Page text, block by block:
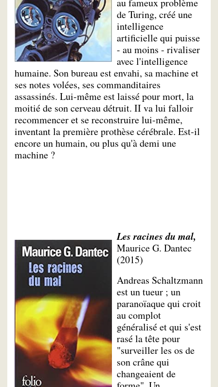
de Turing, créé une
intelligence
artificielle qui puisse
- au moins - rivaliser
avec l'intelligence
humaine. Son bureau est envahi, sa machine et
ses notes volées, ses commanditaires
assassinés. Lui-même est laissé pour mort, la
moitié de son cerveau détruit. II va lui falloir
recommencer et se reconstruire lui-même,
inventant la première prothèse cérébrale. Est-il
encore un humain, ou plus qu'à demi une
machine ?
Les racines du mal,
Maurice G. Dantec
(2015)
Andreas Schaltzmann
est un tueur ; un
paranoïaque qui croit
au complot
généralisé et qui s'est
rasé la tête pour
"surveiller les os de
son crâne qui
changeaient de